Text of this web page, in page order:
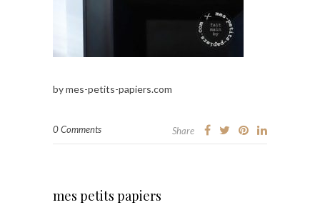
by mes-petits-papiers.com
0 Comments Share
mes petits papiers